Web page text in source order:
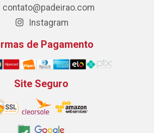
contato@padeirao.com
Instagram
de Pagamento
Site Seguro